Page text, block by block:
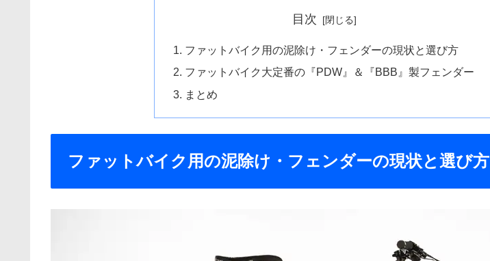
目次
ファットバイク用の泥除け・フェンダーの現状と選び方
ファットバイク大定番の『PDW』＆『BBB』製フェンダー
まとめ
ファットバイク用の泥除け・フェンダーの現状と選び方